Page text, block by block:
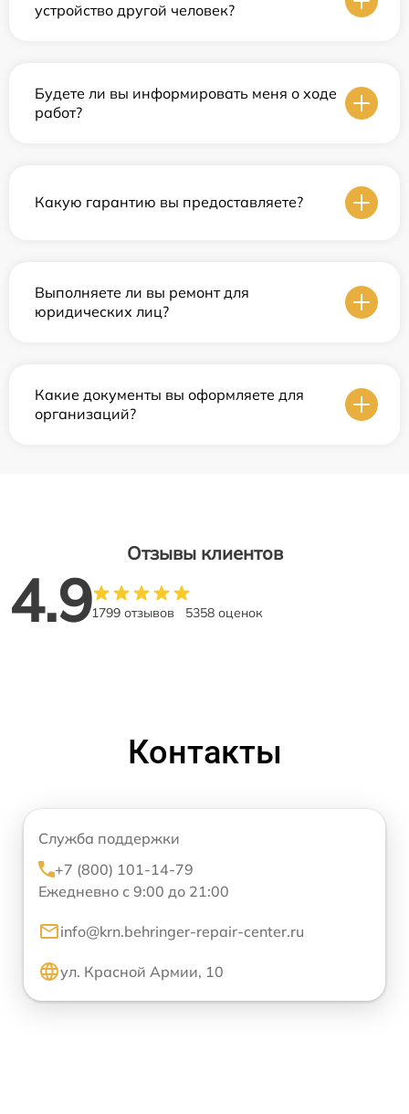
устройство другой человек?
Будете ли вы информировать меня о ходе
работ?
Какую гарантию вы предоставляете?
Выполняете ли вы ремонт для
юридических лиц?
Какие документы вы оформляете для
организаций?
Отзывы клиентов
4.91799 отзывов 5358 оценок
Контакты
Служба поддержки
+7 (800) 101-14-79
Ежедневно с 9:00 до 21:00
info@krn.behringer-repair-center.ru
ул. Красной Армии, 10